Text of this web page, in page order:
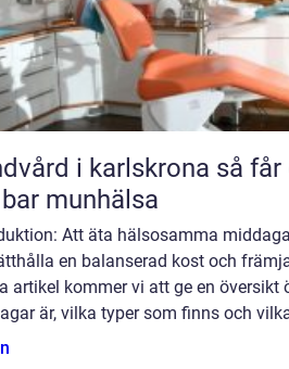
i karlskrona så får du en trygg och
munhälsa
Att äta hälsosamma
en balanserad kost och
artikel kommer vi att ge en översikt
är, vilka typer som finns och